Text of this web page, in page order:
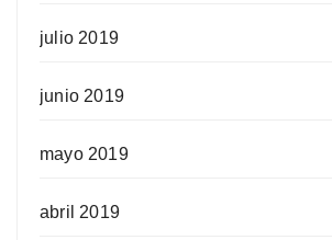
julio 2019
junio 2019
mayo 2019
abril 2019